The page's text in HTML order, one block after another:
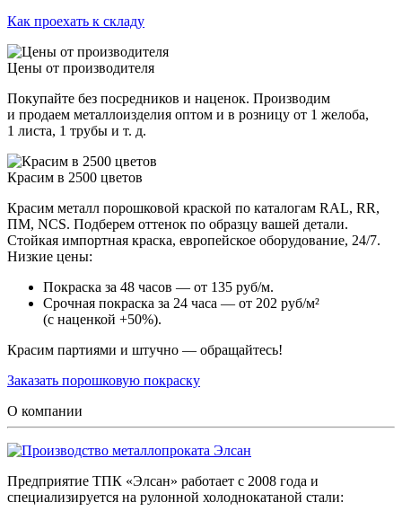
Как проехать к складу
Цены от производителя
Покупайте без посредников и наценок. Производим
и продаем металлоизделия оптом и в розницу от 1 желоба,
1 листа, 1 трубы и т. д.
Красим в 2500 цветов
Красим металл порошковой краской по каталогам RAL, RR,
ПМ, NCS. Подберем оттенок по образцу вашей детали.
Стойкая импортная краска, европейское оборудование, 24/7.
Низкие цены:
Покраска за 48 часов — от 135 руб/м.
Срочная покраска за 24 часа — от 202 руб/м²
(с наценкой +50%).
Красим партиями и штучно — обращайтесь!
Заказать порошковую покраску
О компании
Предприятие ТПК «Элсан» работает с 2008 года и
специализируется на рулонной холоднокатаной стали: